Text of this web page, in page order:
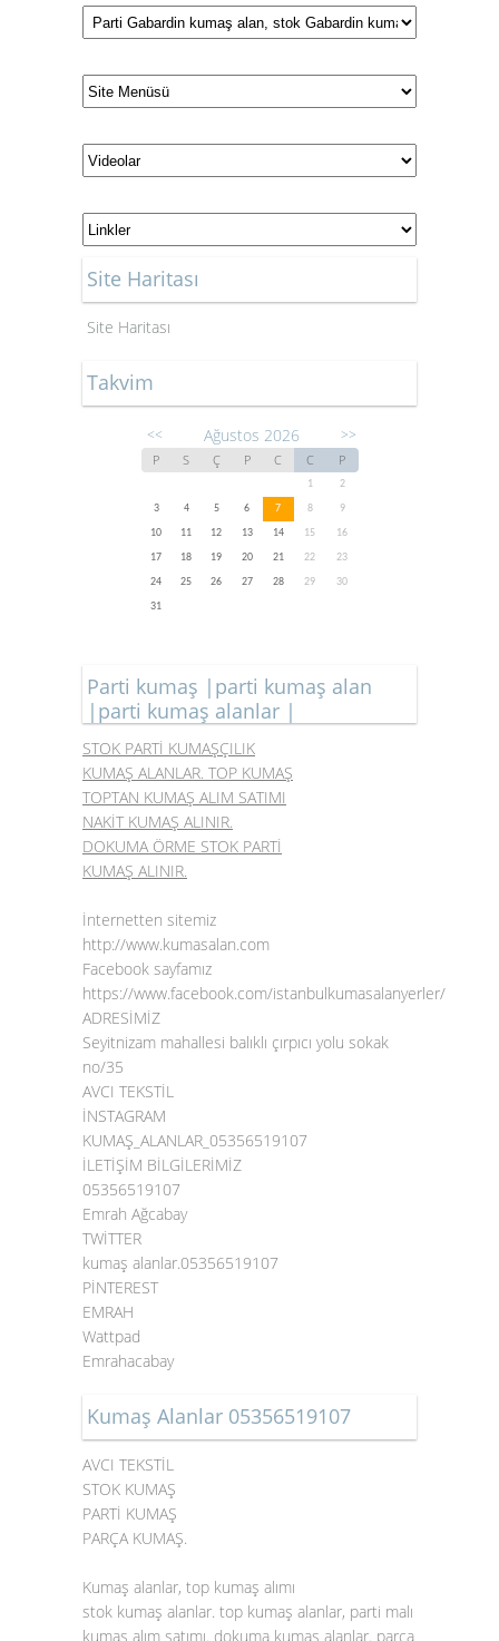
Site Haritası
Site Haritası
Takvim
<< Ağustos 2026 >>
P S Ç P C C P
1
2
3
4 5 6 7 8
9
10
11 12 13 14 15
16
17
18 19 20 21 22
23
24
25 26 27 28 29
30
31
Parti kumaş |parti kumaş alan
|parti kumaş alanlar |
STOK PARTİ KUMAŞÇILIK
KUMAŞ ALANLAR. TOP KUMAŞ
TOPTAN KUMAŞ ALIM SATIMI
NAKİT KUMAŞ ALINIR.
DOKUMA ÖRME STOK PARTİ
KUMAŞ ALINIR.
İnternetten sitemiz
http://www.kumasalan.com
Facebook sayfamız
https://www.facebook.com/istanbulkumasalanyerler/
ADRESİMİZ
Seyitnizam mahallesi balıklı çırpıcı yolu sokak
no/35
AVCI TEKSTİL
İNSTAGRAM
KUMAŞ_ALANLAR_05356519107
İLETİŞİM BİLGİLERİMİZ
05356519107
Emrah Ağcabay
TWİTTER
kumaş alanlar.05356519107
PİNTEREST
EMRAH
Wattpad
Emrahacabay
Kumaş Alanlar 05356519107
AVCI TEKSTİL
STOK KUMAŞ
PARTİ KUMAŞ
PARÇA KUMAŞ.
Kumaş alanlar, top kumaş alımı
stok kumaş alanlar. top kumaş alanlar, parti malı
kumaş alım satımı. dokuma kumaş alanlar. parça